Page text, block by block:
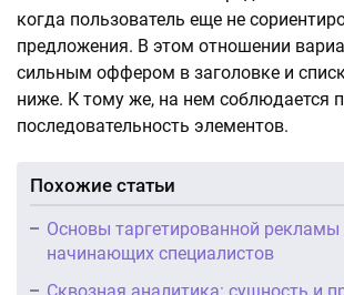
когда пользователь еще не
предложения. В этом отношении
сильным оффером в заголовке и
ниже. К тому же, на нем соблюдается
последовательность элементов.
Похожие статьи
Основы таргетированной рекламы
начинающих специалистов